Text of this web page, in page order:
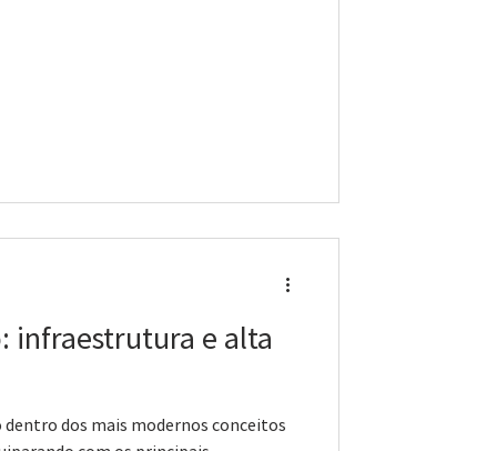
infraestrutura e alta
dos mais modernos conceitos